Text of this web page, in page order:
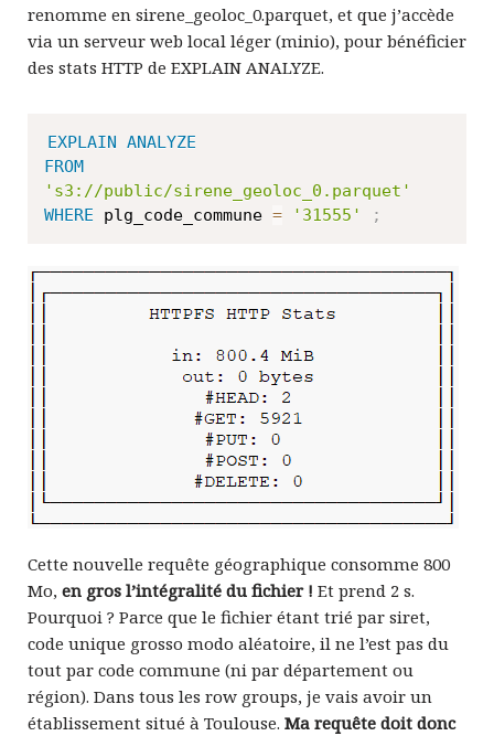
renomme en sirene_geoloc_0.parquet, et que j’accède
via un serveur web local léger (minio), pour bénéficier
des stats HTTP de EXPLAIN ANALYZE.
EXPLAIN ANALYZE
FROM
's3://public/sirene_geoloc_0.parquet'
WHERE plg_code_commune = '31555' ;
Cette nouvelle requête géographique consomme 800
Mo, en gros l’intégralité du fichier ! Et prend 2 s.
Pourquoi ? Parce que le fichier étant trié par siret,
code unique grosso modo aléatoire, il ne l’est pas du
tout par code commune (ni par département ou
région). Dans tous les row groups, je vais avoir un
établissement situé à Toulouse. Ma requête doit donc